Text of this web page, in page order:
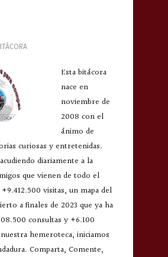
Esta bitácora
nace en
noviembre de
2008 con el
ánimo de
curiosas y entretenidas.
diariamente a la
que vienen de todo el
visitas, un mapa del
a finales de 2023 que ya ha
consultas y +6.100
hemeroteca, iniciamos
Comparta, Comente,